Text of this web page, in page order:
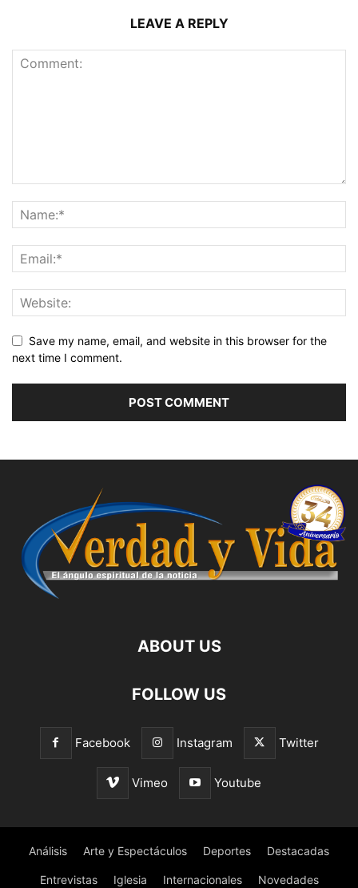
LEAVE A REPLY
Save my name, email, and website in this browser for the
next time I comment.
ABOUT US
FOLLOW US
Facebook Instagram Twitter
Vimeo Youtube
Análisis Arte y Espectáculos Deportes Destacadas
Entrevistas Iglesia Internacionales Novedades